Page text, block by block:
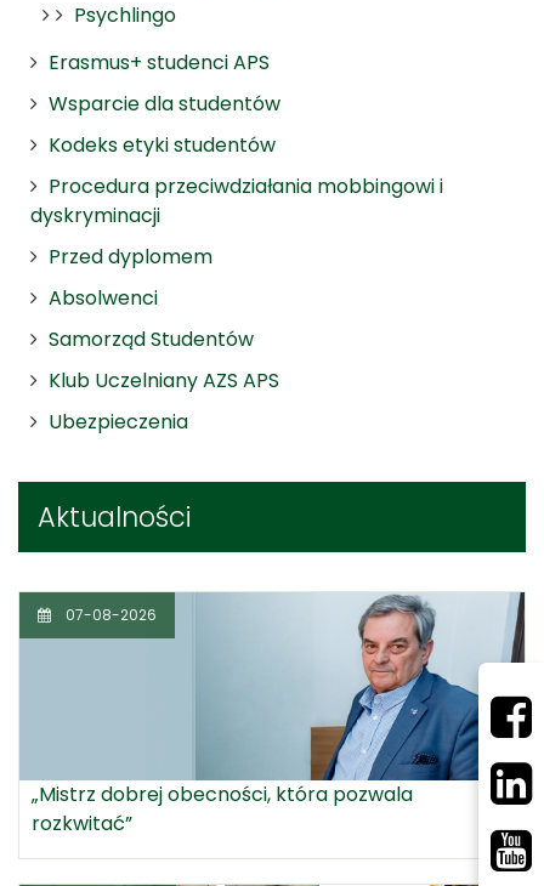
Psychlingo
Erasmus+ studenci APS
Wsparcie dla studentów
Kodeks etyki studentów
Procedura przeciwdziałania mobbingowi i
dyskryminacji
Przed dyplomem
Absolwenci
Samorząd Studentów
Klub Uczelniany AZS APS
Ubezpieczenia
Aktualności
07-08-2026
„Mistrz dobrej obecności, która pozwala
rozkwitać”